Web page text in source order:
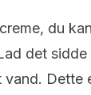
du
det
vand. Dette